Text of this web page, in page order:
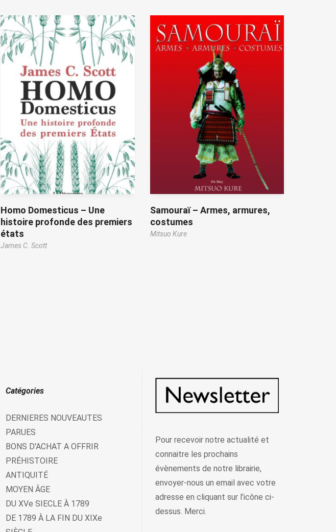
Homo Domesticus – Une
histoire profonde des premiers
états
James C. Scott
Samouraï – Armes, armures,
costumes
Mitsuo Kure
Catégories
DERNIERES NOUVEAUTES
PARUES
BONS D'ACHAT A OFFRIR
PRÉHISTOIRE
ANTIQUITÉ
MOYEN ÂGE
DU XVe SIECLE À 1789
DE 1789 À LA FIN DU XIXe
Pour recevoir notre actualité et
connaitre les prochains
évènements de notre librairie,
envoyer-nous un email avec votre
adresse en cliquant sur l’icône ci-
dessus. Merci.